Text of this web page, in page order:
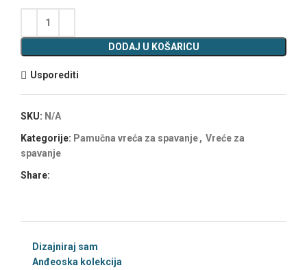
DODAJ U KOŠARICU
Usporediti
SKU: N/A
Kategorije: Pamučna vreća za spavanje, Vreće za
spavanje
Share:
Dizajniraj sam
Anđeoska kolekcija